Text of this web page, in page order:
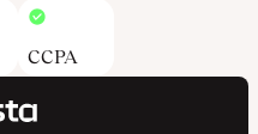
CCPA